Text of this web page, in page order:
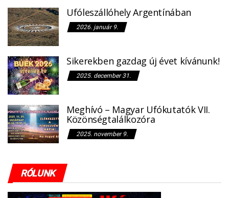
Ufóleszállóhely Argentínában
2026. január 9.
Sikerekben gazdag új évet kívánunk!
2025. december 31.
Meghívó – Magyar Ufókutatók VII.
Közönségtalálkozóra
2025. november 9.
RÓLUNK